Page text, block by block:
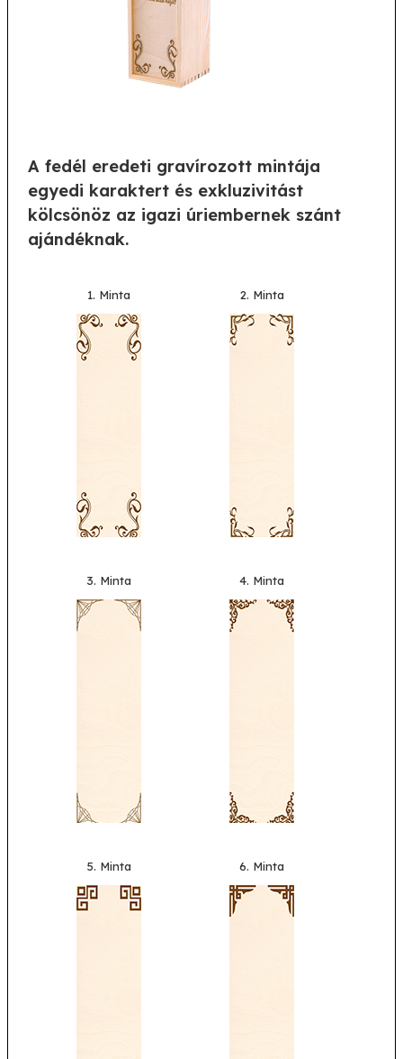
A fedél eredeti gravírozott mintája
egyedi karaktert és exkluzivitást
kölcsönöz az igazi úriembernek szánt
ajándéknak.
1. Minta 2. Minta
3. Minta 4. Minta
5. Minta 6. Minta